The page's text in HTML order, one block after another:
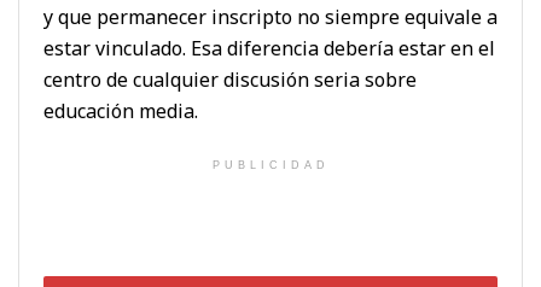
y que permanecer inscripto no siempre equivale a
estar vinculado. Esa diferencia debería estar en el
centro de cualquier discusión seria sobre
educación media.
PUBLICIDAD